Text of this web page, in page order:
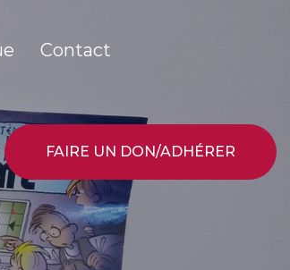
Contact
FAIRE UN DON/ADHÉRER